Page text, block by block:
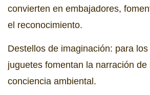
convierten en embajadores,
el reconocimiento.
Destellos de imaginación: para
juguetes fomentan la narración de
conciencia ambiental.